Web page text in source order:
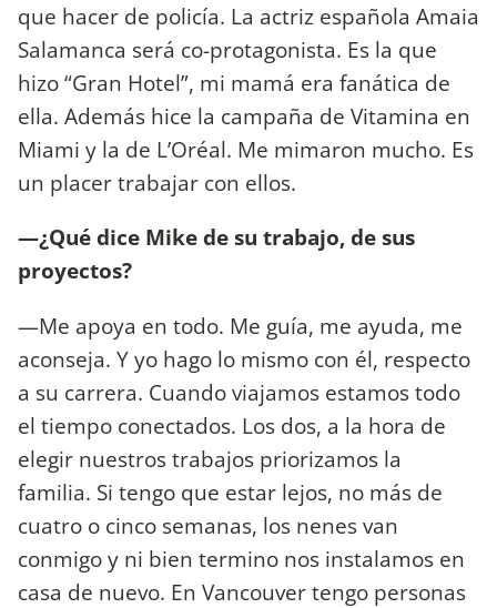
que hacer de policía. La actriz española Amaia
Salamanca será co-protagonista. Es la que
hizo “Gran Hotel”, mi mamá era fanática de
ella. Además hice la campaña de Vitamina en
Miami y la de L’Oréal. Me mimaron mucho. Es
un placer trabajar con ellos.
—¿Qué dice Mike de su trabajo, de sus
proyectos?
—Me apoya en todo. Me guía, me ayuda, me
aconseja. Y yo hago lo mismo con él, respecto
a su carrera. Cuando viajamos estamos todo
el tiempo conectados. Los dos, a la hora de
elegir nuestros trabajos priorizamos la
familia. Si tengo que estar lejos, no más de
cuatro o cinco semanas, los nenes van
conmigo y ni bien termino nos instalamos en
casa de nuevo. En Vancouver tengo personas